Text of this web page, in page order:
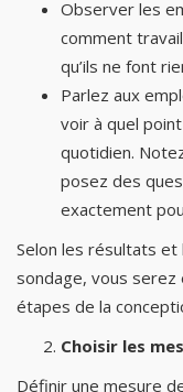
Observer les
comment
qu’ils ne font
Parlez aux
voir à quel
quotidien.
posez des
exactement
Selon les résultats
sondage, vous serez
étapes de la
Choisir les
Définir une mesure